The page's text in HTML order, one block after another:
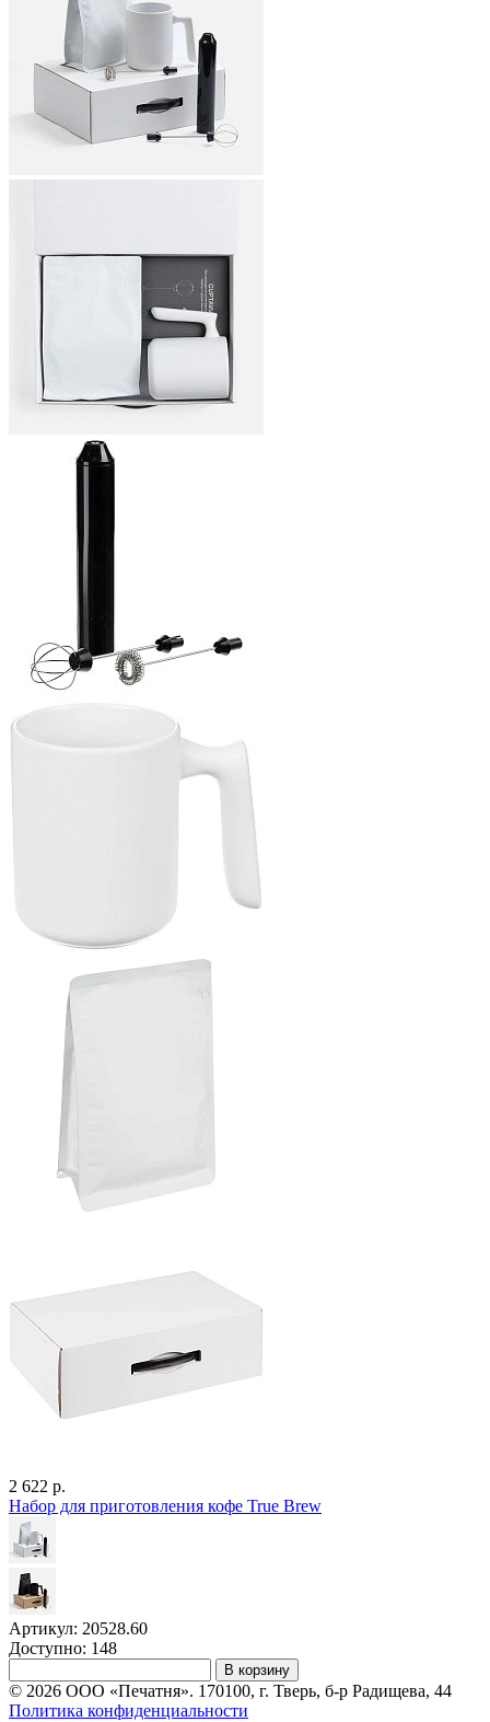
2 622 р.
Набор для приготовления кофе True Brew
Артикул: 20528.60
Доступно: 148
В корзину
© 2026 ООО «Печатня». 170100, г. Тверь, б-р Радищева, 44
Политика конфиденциальности